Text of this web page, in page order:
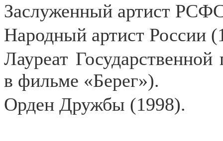
Заслуженный артист
Народный артист России
Лауреат
в фильме «Берег»).
Орден Дружбы (1998).